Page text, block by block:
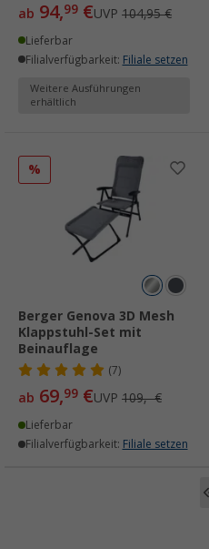
ab 94,99 €UVP 104,95 €
Lieferbar
Filialverfügbarkeit: Filiale setzen
Weitere Ausführungen
erhältlich
%
Berger Genova 3D Mesh
Klappstuhl-Set mit
Beinauflage
(7)
ab 69,99 €UVP 109,- €
Lieferbar
Filialverfügbarkeit: Filiale setzen